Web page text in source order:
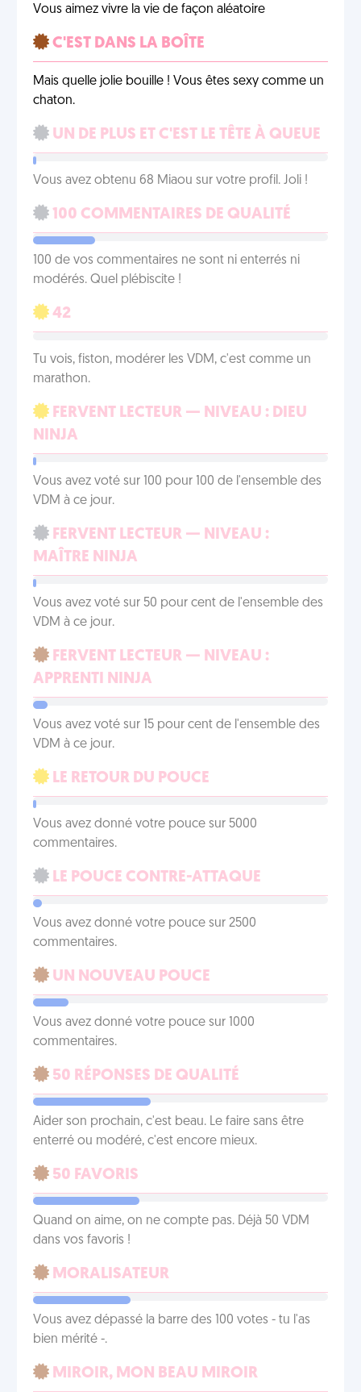
Vous aimez vivre la vie de façon aléatoire
C'EST DANS LA BOÎTE
Mais quelle jolie bouille ! Vous êtes sexy comme un
chaton.
UN DE PLUS ET C'EST LE TÊTE À QUEUE
Vous avez obtenu 68 Miaou sur votre profil. Joli !
100 COMMENTAIRES DE QUALITÉ
100 de vos commentaires ne sont ni enterrés ni
modérés. Quel plébiscite !
42
Tu vois, fiston, modérer les VDM, c'est comme un
marathon.
FERVENT LECTEUR — NIVEAU : DIEU
NINJA
Vous avez voté sur 100 pour 100 de l'ensemble des
VDM à ce jour.
FERVENT LECTEUR — NIVEAU :
MAÎTRE NINJA
Vous avez voté sur 50 pour cent de l'ensemble des
VDM à ce jour.
FERVENT LECTEUR — NIVEAU :
APPRENTI NINJA
Vous avez voté sur 15 pour cent de l'ensemble des
VDM à ce jour.
LE RETOUR DU POUCE
Vous avez donné votre pouce sur 5000
commentaires.
LE POUCE CONTRE-ATTAQUE
Vous avez donné votre pouce sur 2500
commentaires.
UN NOUVEAU POUCE
Vous avez donné votre pouce sur 1000
commentaires.
50 RÉPONSES DE QUALITÉ
Aider son prochain, c'est beau. Le faire sans être
enterré ou modéré, c'est encore mieux.
50 FAVORIS
Quand on aime, on ne compte pas. Déjà 50 VDM
dans vos favoris !
MORALISATEUR
Vous avez dépassé la barre des 100 votes - tu l'as
bien mérité -.
MIROIR, MON BEAU MIROIR